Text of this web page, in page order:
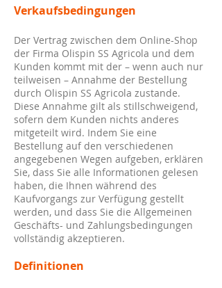
Verkaufsbedingungen
Der Vertrag zwischen dem Online-Shop
der Firma Olispin SS Agricola und dem
Kunden kommt mit der – wenn auch nur
teilweisen – Annahme der Bestellung
durch Olispin SS Agricola zustande.
Diese Annahme gilt als stillschweigend,
sofern dem Kunden nichts anderes
mitgeteilt wird. Indem Sie eine
Bestellung auf den verschiedenen
angegebenen Wegen aufgeben, erklären
Sie, dass Sie alle Informationen gelesen
haben, die Ihnen während des
Kaufvorgangs zur Verfügung gestellt
werden, und dass Sie die Allgemeinen
Geschäfts- und Zahlungsbedingungen
vollständig akzeptieren.
Definitionen